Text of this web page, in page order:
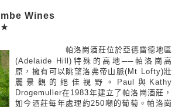
Wines
帕洛崗酒莊位於亞德雷德地區
(Adelaide Hill)特殊的高地──帕洛崗高
原，擁有可以眺望洛弗帝山脈(Mt Lofty)壯
麗景觀的絕佳視野。Paul與Kathy
Drogemuller在1983年建立了帕洛崗酒莊，
如今酒莊每年處理約250噸的葡萄。帕洛崗